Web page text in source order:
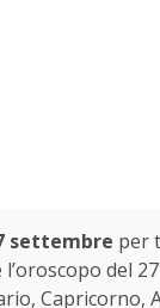
settembre per
del
Capricorno,